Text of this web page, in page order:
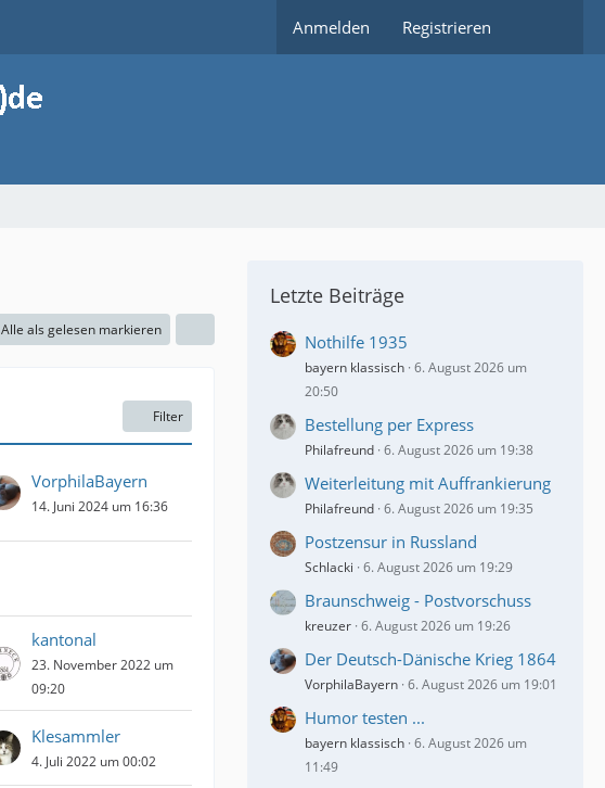
Anmelden Registrieren
Alle als gelesen markieren
Filter
VorphilaBayern
14. Juni 2024 um 16:36
kantonal
23. November 2022 um
09:20
Klesammler
4. Juli 2022 um 00:02
Letzte Beiträge
Nothilfe 1935
bayern klassisch 6. August 2026 um
20:50
Bestellung per Express
Philafreund 6. August 2026 um 19:38
Weiterleitung mit Auffrankierung
Philafreund 6. August 2026 um 19:35
Postzensur in Russland
Schlacki 6. August 2026 um 19:29
Braunschweig - Postvorschuss
kreuzer 6. August 2026 um 19:26
Der Deutsch-Dänische Krieg 1864
VorphilaBayern 6. August 2026 um 19:01
Humor testen ...
bayern klassisch 6. August 2026 um
11:49